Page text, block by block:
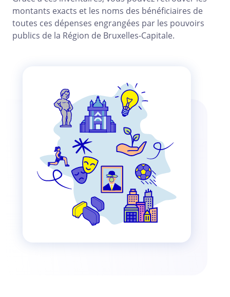
montants exacts et les noms des bénéficiaires de
toutes ces dépenses engrangées par les pouvoirs
publics de la Région de Bruxelles-Capitale.